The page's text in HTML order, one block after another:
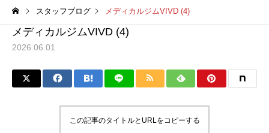
スタッフブログ メディカルジムVIVD (4)
メディカルジムVIVD (4)
2026.06.01
この記事のタイトルとURLをコピーする